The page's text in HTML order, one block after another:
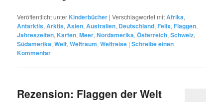
Veröffentlicht unter Kinderbücher |Verschlagwortet mitAfrika,
Antarktis,Arktis,Asien,Australien, Deutschland, Felix, Flaggen,
Jahreszeiten, Karten,Meer,Nordamerika,Österreich,Schweiz,
Südamerika,Welt,Weltraum,Weltreise |Schreibe einen
Kommentar
Rezension: Flaggen der Welt